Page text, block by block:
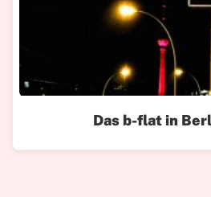
Das b-flat in